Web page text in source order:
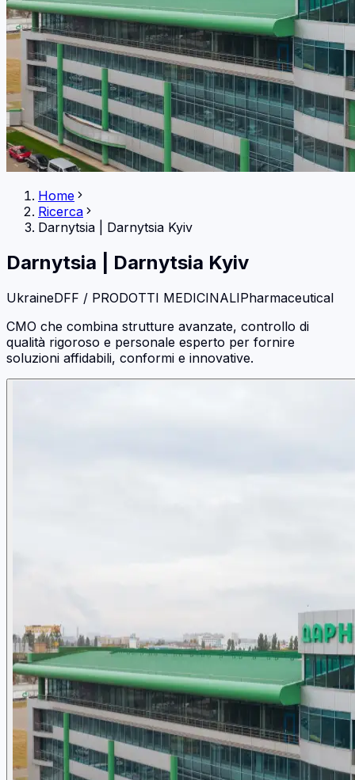
Home
Ricerca
Darnytsia
Darnytsia Kyiv
Darnytsia Darnytsia Kyiv
UkraineDFF / PRODOTTI MEDICINALIPharmaceutical
CMO che combina strutture avanzate, controllo di
qualità rigoroso e personale esperto per fornire
soluzioni affidabili, conformi e innovative.